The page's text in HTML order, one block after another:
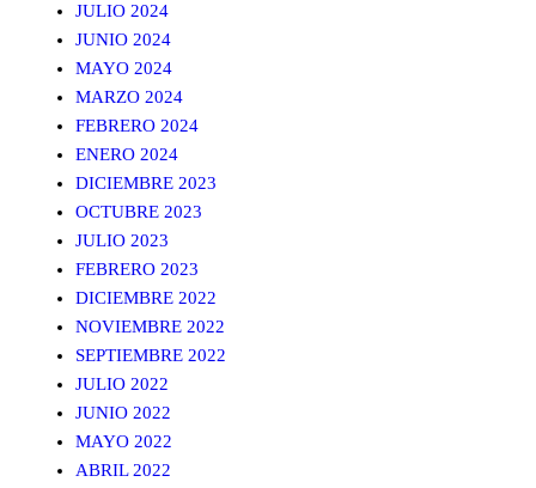
JULIO 2024
JUNIO 2024
MAYO 2024
MARZO 2024
FEBRERO 2024
ENERO 2024
DICIEMBRE 2023
OCTUBRE 2023
JULIO 2023
FEBRERO 2023
DICIEMBRE 2022
NOVIEMBRE 2022
SEPTIEMBRE 2022
JULIO 2022
JUNIO 2022
MAYO 2022
ABRIL 2022